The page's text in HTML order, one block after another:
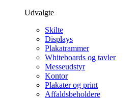
Udvalgte
Skilte
Displays
Plakatrammer
Whiteboards og tavler
Messeudstyr
Kontor
Plakater og print
Affaldsbeholdere